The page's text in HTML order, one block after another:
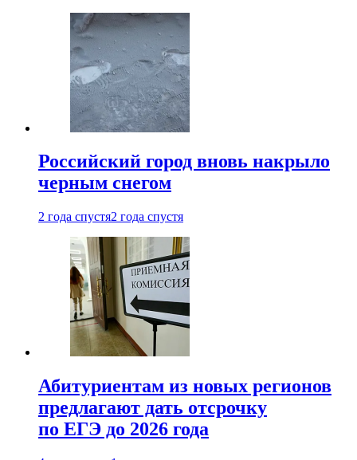
Российский город вновь накрыло
черным снегом
2 года спустя2 года спустя
Абитуриентам из новых регионов
предлагают дать отсрочку
по ЕГЭ до 2026 года